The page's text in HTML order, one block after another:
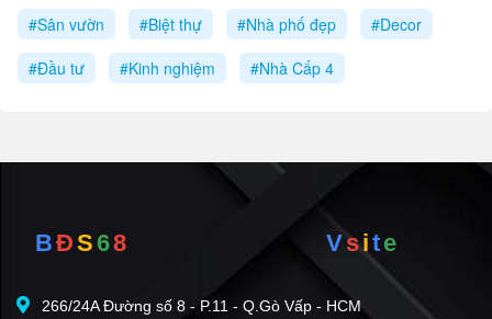
#Sân vườn
#Biệt thự #Nhà phố đẹp
#Decor
#Đầu tư
#Kinh nghiệm #Nhà Cấp 4
BĐS68 Vsite
266/24A Đường số 8 - P.11 - Q.Gò Vấp - HCM